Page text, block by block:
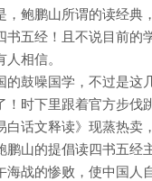
，鲍鹏山所谓的读经典
书五经！且不说目前的
相信。
的鼓噪国学，不过是
！时下里跟着官方步伐
白话文释读》现蒸热卖
鹏山的提倡读四书五经
海战的惨败，使中国人